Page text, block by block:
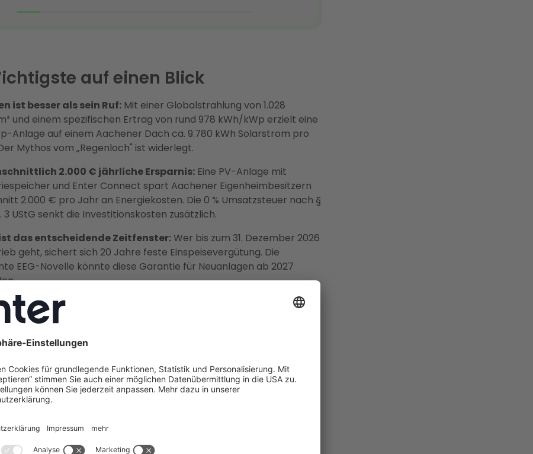
auf einen Blick
ist besser als sein Ruf: Mit einer Globalstrahlung von 1.028
und einem spezifischen Ertrag von rund 978 kWh/kWp erzielt eine
Anlage auf einem Aachener Dach ca. 9.780 kWh Solarstrom pro
Mythos vom „Regenloch" ist widerlegt.
2.000 € jährliche Ersparnis: Eine PV-Anlage mit
und Enter Connect spart Aachener Eigenheimbesitzern
2.000 € pro Jahr an Energiekosten. Die 0 % Umsatzsteuer nach §
3 UStG senkt die Investitionskosten zusätzlich.
das entscheidende Zeitfenster:Wer bis zum 31. Dezember 2026
geht, sichert sich 20 Jahre feste Einspeisevergütung. Die
EEG-Novelle könnte diese Garantie für Neuanlagen ab 2027
kommunale EFH-Förderung in Aachen — aber bundesweite
sind stark:
greifen 0 % MwSt., Einkommensteuerfreiheit (§ 3 Nr. 72
den gesamten Prozess:Als Deutschlands größter
mit über 37.000 erfolgreichen Projekten plant Enter Ihre
und übernimmt vollständig die Netzanmeldung bei
GmbH sowie den KfW-Förderprozess.